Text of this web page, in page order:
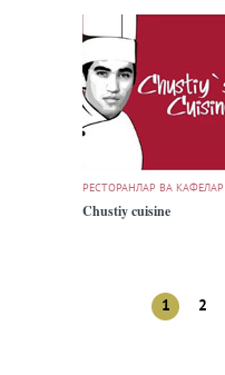
РЕСТОРАНЛАР ВА КАФЕЛАР
Chustiy cuisine
1 2